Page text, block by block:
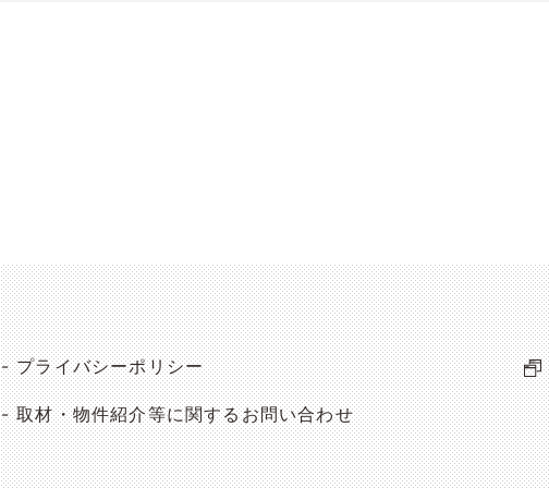
プライバシーポリシー
取材・物件紹介等に関するお問い合わせ